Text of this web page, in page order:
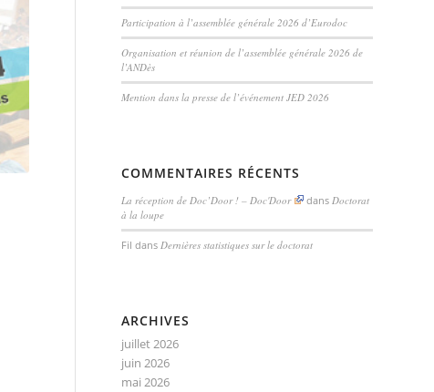
Participation à l’assemblée générale 2026 d’Eurodoc
Organisation et réunion de l’assemblée générale 2026 de
l’ANDès
Mention dans la presse de l’événement JED 2026
COMMENTAIRES RÉCENTS
La réception de Doc’Door ! – Doc'Door dans Doctorat
à la loupe
Fil dansDernières statistiques sur le doctorat
ARCHIVES
juillet 2026
juin 2026
mai 2026